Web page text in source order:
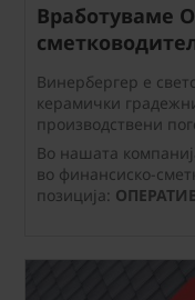
Вработуваме
Винербергер е
керамички
производствени
Во нашата
во финансиско-
позиција: